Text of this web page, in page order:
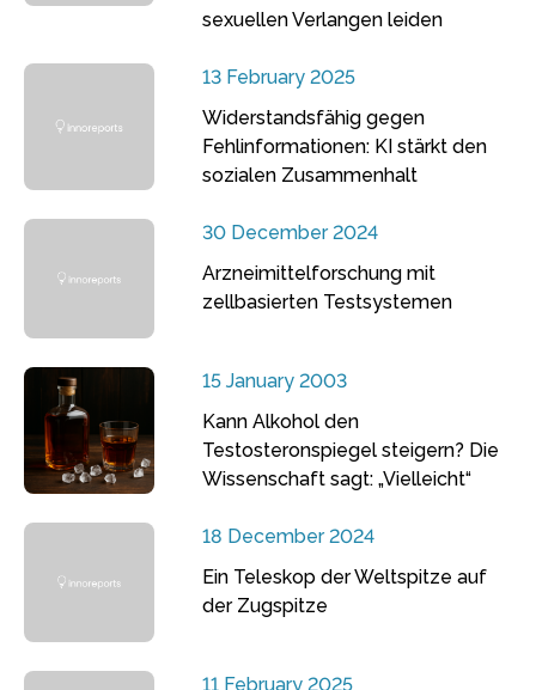
sexuellen Verlangen leiden
13 February 2025
Widerstandsfähig gegen
Fehlinformationen: KI stärkt den
sozialen Zusammenhalt
30 December 2024
Arzneimittelforschung mit
zellbasierten Testsystemen
15 January 2003
Kann Alkohol den
Testosteronspiegel steigern? Die
Wissenschaft sagt: „Vielleicht“
18 December 2024
Ein Teleskop der Weltspitze auf
der Zugspitze
11 February 2025